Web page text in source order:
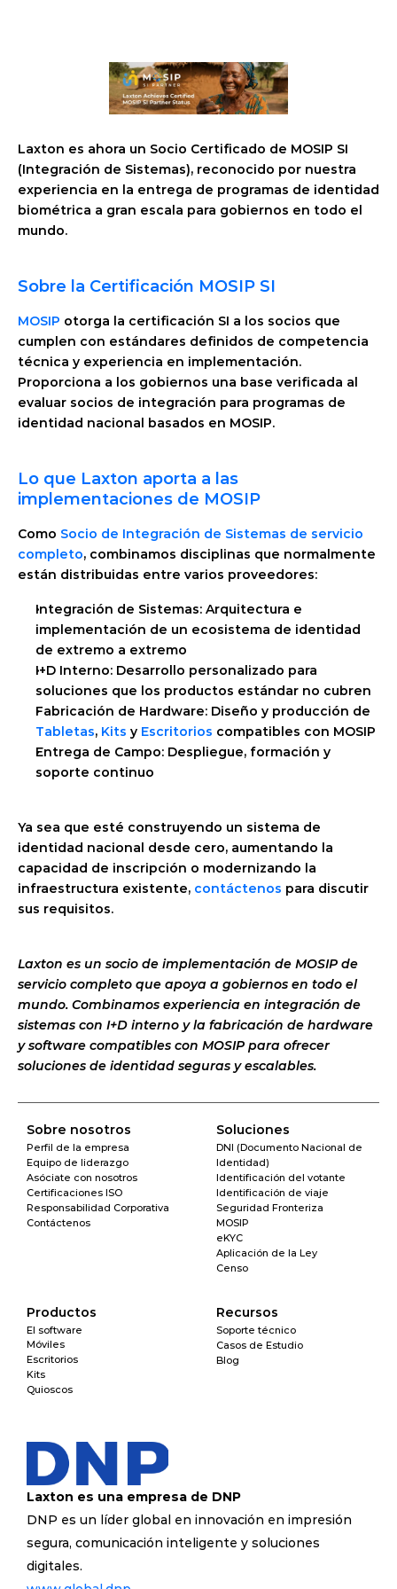
Laxton es ahora un Socio Certificado de MOSIP SI
(Integración de Sistemas), reconocido por nuestra
experiencia en la entrega de programas de identidad
biométrica a gran escala para gobiernos en todo el
mundo.
Sobre la Certificación MOSIP SI
MOSIP otorga la certificación SI a los socios que
cumplen con estándares definidos de competencia
técnica y experiencia en implementación.
Proporciona a los gobiernos una base verificada al
evaluar socios de integración para programas de
identidad nacional basados en MOSIP.
Lo que Laxton aporta a las
implementaciones de MOSIP
Como Socio de Integración de Sistemas de servicio
completo, combinamos disciplinas que normalmente
están distribuidas entre varios proveedores:
Integración de Sistemas: Arquitectura e
implementación de un ecosistema de identidad
de extremo a extremo
I+D Interno: Desarrollo personalizado para
soluciones que los productos estándar no cubren
Tabletas, Kits y Escritorios compatibles con MOSIP
Entrega de Campo: Despliegue, formación y
soporte continuo
Ya sea que esté construyendo un sistema de
identidad nacional desde cero, aumentando la
capacidad de inscripción o modernizando la
infraestructura existente, contáctenos para discutir
sus requisitos.
Laxton es un socio de implementación de MOSIP de
servicio completo que apoya a gobiernos en todo el
mundo. Combinamos experiencia en integración de
sistemas con I+D interno y la fabricación de hardware
y software compatibles con MOSIP para ofrecer
soluciones de identidad seguras y escalables.
Soluciones
DNI (Documento Nacional de
Identidad)
Identificación del votante
Identificación de viaje
Seguridad Fronteriza
MOSIP
eKYC
Aplicación de la Ley
Censo
Productos
El software
Móviles
Escritorios
Kits
Quioscos
Recursos
Soporte técnico
Casos de Estudio
Blog
Sobre nosotros
Perfil de la empresa
Equipo de liderazgo
Asóciate con nosotros
Certificaciones ISO
Responsabilidad Corporativa
Contáctenos
Laxton es una empresa de DNP
DNP es un líder global en innovación en impresión
segura, comunicación inteligente y soluciones
digitales.